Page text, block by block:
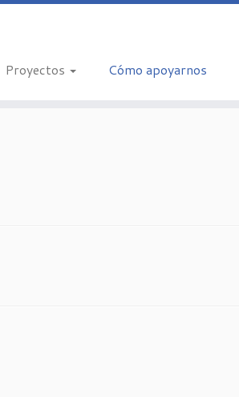
Proyectos Cómo apoyarnos